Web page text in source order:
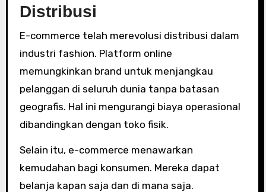
Distribusi
E-commerce telah merevolusi distribusi dalam
industri fashion. Platform online
memungkinkan brand untuk menjangkau
pelanggan di seluruh dunia tanpa batasan
geografis. Hal ini mengurangi biaya operasional
dibandingkan dengan toko fisik.
Selain itu, e-commerce menawarkan
kemudahan bagi konsumen. Mereka dapat
belanja kapan saja dan di mana saja.